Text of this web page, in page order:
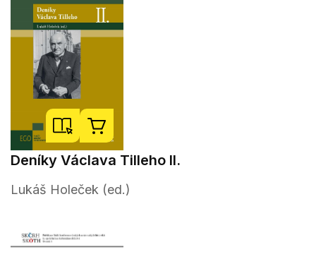
Deníky Václava Tilleho II.
Lukáš Holeček (ed.)